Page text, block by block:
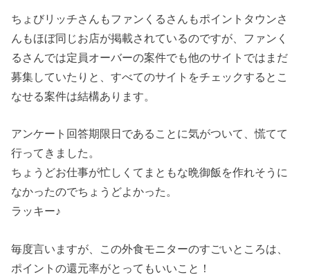
ちょびリッチさんもファンくるさんもポイントタウンさ
んもほぼ同じお店が掲載されているのですが、ファンく
るさんでは定員オーバーの案件でも他のサイトではまだ
募集していたりと、すべてのサイトをチェックするとこ
なせる案件は結構あります。
アンケート回答期限日であることに気がついて、慌てて
行ってきました。
ちょうどお仕事が忙しくてまともな晩御飯を作れそうに
なかったのでちょうどよかった。
ラッキー♪
毎度言いますが、この外食モニターのすごいところは、
ポイントの還元率がとってもいいこと！